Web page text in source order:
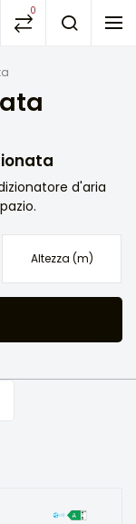
0
d'aria